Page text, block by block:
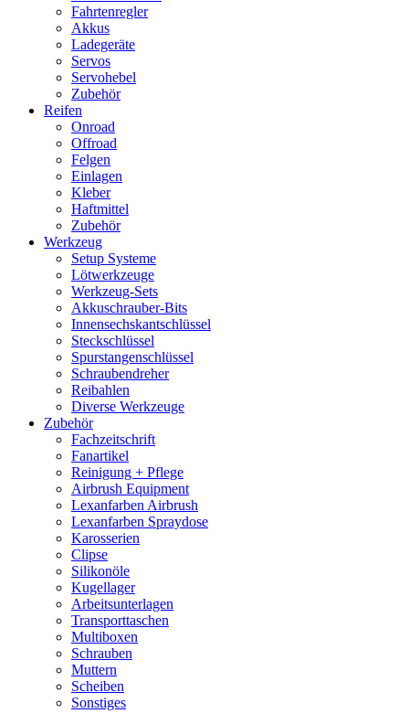
Fahrtenregler
Akkus
Ladegeräte
Servos
Servohebel
Zubehör
Reifen
Onroad
Offroad
Felgen
Einlagen
Kleber
Haftmittel
Zubehör
Werkzeug
Setup Systeme
Lötwerkzeuge
Werkzeug-Sets
Akkuschrauber-Bits
Innensechskantschlüssel
Steckschlüssel
Spurstangenschlüssel
Schraubendreher
Reibahlen
Diverse Werkzeuge
Zubehör
Fachzeitschrift
Fanartikel
Reinigung + Pflege
Airbrush Equipment
Lexanfarben Airbrush
Lexanfarben Spraydose
Karosserien
Clipse
Silikonöle
Kugellager
Arbeitsunterlagen
Transporttaschen
Multiboxen
Schrauben
Muttern
Scheiben
Sonstiges